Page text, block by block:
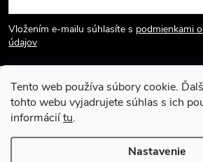
Tento web používa súbory cookie.
tohto webu vyjadrujete súhlas s ich
informáciítu.
Nastavenie
c
i
e
p
r
á
p
ä
Vložením e-mailu súhlasíte s podmienkami
údajov